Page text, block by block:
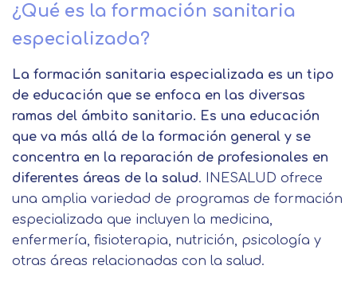
¿Qué es la formación sanitaria
especializada?
La formación sanitaria especializada es un tipo
de educación que se enfoca en las diversas
ramas del ámbito sanitario. Es una educación
que va más allá de la formación general y se
concentra en la reparación de profesionales en
diferentes áreas de la salud. INESALUD ofrece
una amplia variedad de programas de formación
especializada que incluyen la medicina,
enfermería, fisioterapia, nutrición, psicología y
otras áreas relacionadas con la salud.